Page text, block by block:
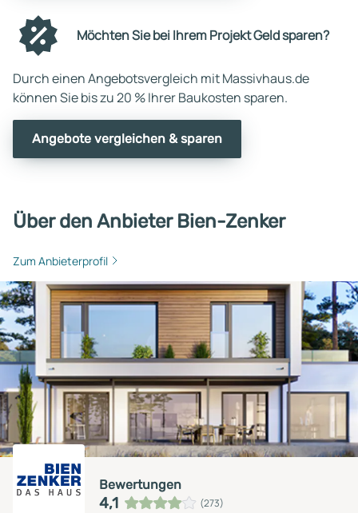
Möchten Sie bei Ihrem Projekt Geld sparen?
Durch einen Angebotsvergleich mit Massivhaus.de
können Sie bis zu 20 % Ihrer Baukosten sparen.
Angebote vergleichen & sparen
Über den Anbieter Bien-Zenker
Zum Anbieterprofil
Bewertungen
4,1 (273)